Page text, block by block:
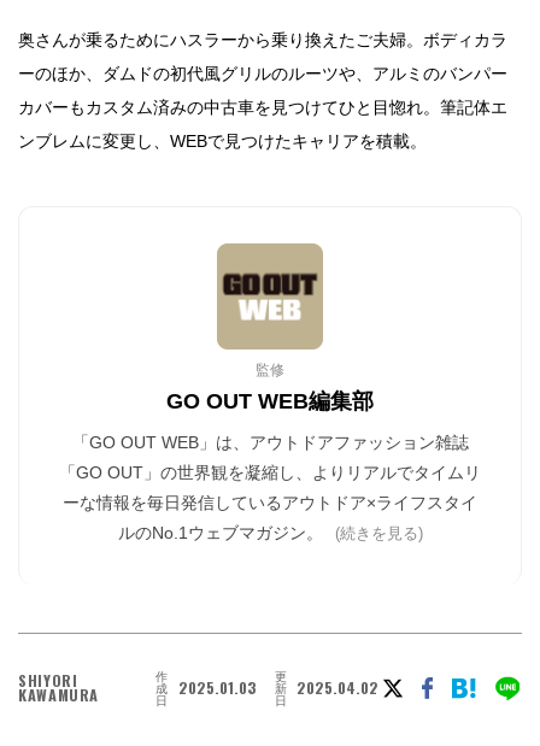
奥さんが乗るためにハスラーから乗り換えたご夫婦。ボディカラ
ーのほか、ダムドの初代風グリルのルーツや、アルミのバンパー
カバーもカスタム済みの中古車を見つけてひと目惚れ。筆記体エ
ンブレムに変更し、WEBで見つけたキャリアを積載。
監修
GO OUT WEB編集部
「GO OUT WEB」は、アウトドアファッション雑誌
「GO OUT」の世界観を凝縮し、よりリアルでタイムリ
ーな情報を毎日発信しているアウトドア×ライフスタイ
ルのNo.1ウェブマガジン。
(続きを見る)
SHIYORI
KAWAMURA
作
成
日
2025.01.03 更
新
日
2025.04.02